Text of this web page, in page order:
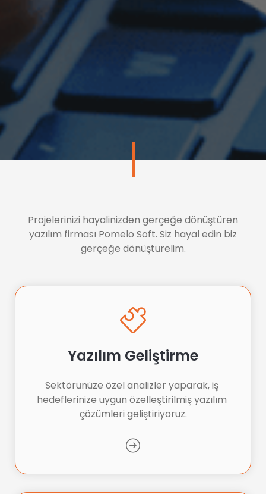
Projelerinizi hayalinizden gerçeğe dönüştüren
yazılım firması Pomelo Soft. Siz hayal edin biz
gerçeğe dönüştürelim.
Yazılım Geliştirme
Sektörünüze özel analizler yaparak, iş
hedeflerinize uygun özelleştirilmiş yazılım
çözümleri geliştiriyoruz.